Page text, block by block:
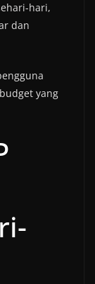
hari,
dan
yang